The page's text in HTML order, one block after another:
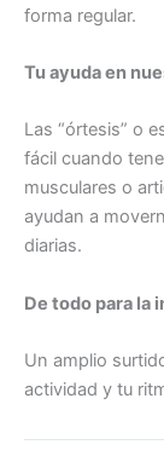
forma regular.
Tu ayuda en
Las “órtesis” o
fácil cuando
musculares o
ayudan a
diarias.
De todo para la
Un amplio
actividad y tu